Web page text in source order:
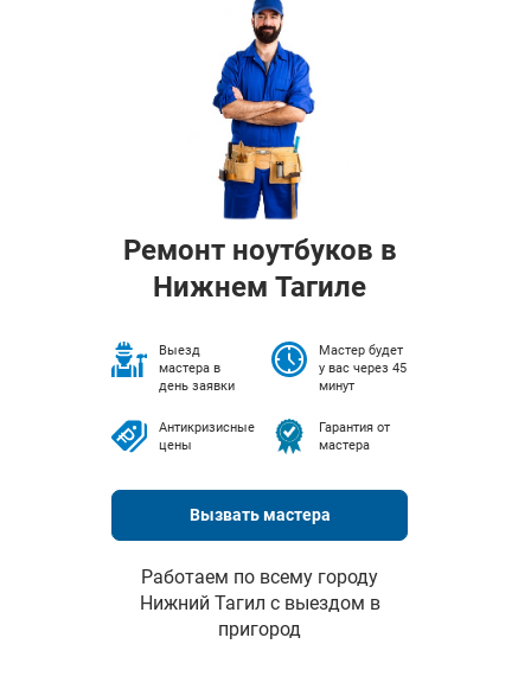
Ремонт ноутбуков в
Нижнем Тагиле
Выезд
мастера в
день заявки
Мастер будет
у вас через 45
минут
Антикризисные
цены
Гарантия от
мастера
Вызвать мастера
Работаем по всему городу
Нижний Тагил с выездом в
пригород